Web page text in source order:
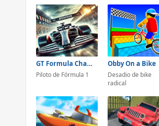
GT Formula Championship
Piloto de Fórmula 1
Obby On a Bike
Desadio de bike
radical